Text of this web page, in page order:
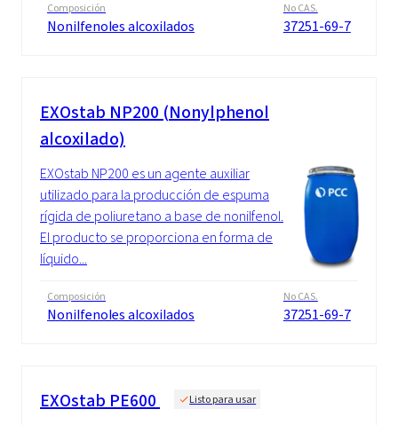
Composición
Nonilfenoles alcoxilados
No CAS.
37251-69-7
EXOstab NP200 (Nonylphenol
alcoxilado)
EXOstab NP200 es un agente auxiliar
utilizado para la producción de espuma
rígida de poliuretano a base de nonilfenol.
El producto se proporciona en forma de
líquido...
Composición
Nonilfenoles alcoxilados
No CAS.
37251-69-7
EXOstab PE600 Listo para usar